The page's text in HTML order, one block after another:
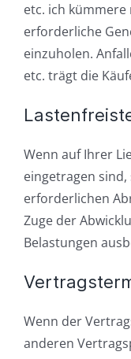
etc. ich
erforderliche
einzuholen.
etc. trägt die
Wenn auf Ihrer
eingetragen
erforderlichen
Zuge der
Belastungen
Wenn der
anderen